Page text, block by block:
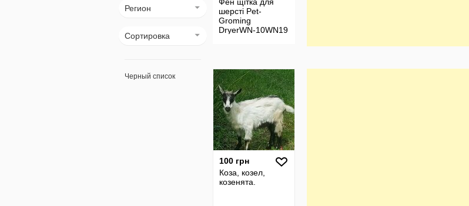
Регион
Сортировка
Черный список
шерсті Pet-
Groming
DryerWN-10WN19
100 грн
Коза, козел,
козенята.